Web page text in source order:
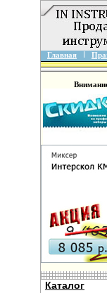
Главная
Каталог